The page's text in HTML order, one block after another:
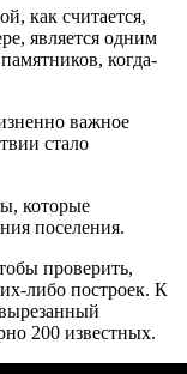
как считается,
является одним
когда-
важное
стало
которые
поселения.
проверить,
либо построек. К
200 известных.